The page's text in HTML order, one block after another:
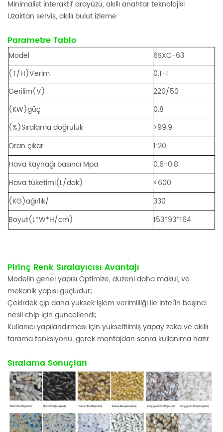
Minimalist interaktif arayüzü, akıllı anahtar teknolojisi
Uzaktan servis, akıllı bulut izleme
Parametre Tablo
Model
6SXC-63
(T/H)Verim
0.1-1
Gerilim(V)
220/50
(KW)güç
0.8
(%)Sıralama doğruluk
>99.9
Oran çıkar
1:20
Hava kaynağı basıncı Mpa
0.6-0.8
Hava tüketimi(L/dak)
<600
(KG)ağırlık/
330
Boyut(L*W*H/cm)
153*93*164
Pirinç Renk Sıralayıcısı Avantajı
Modelin genel yapısı Optimize, düzeni daha makul, ve
mekanik yapısı güçlüdür;
Çekirdek çip daha yüksek işlem verimliliği ile Intel'in beşinci
nesil chip için güncellendi;
Kullanıcı yapılandırması için yükseltilmiş yapay zeka ve akıllı
tarama fonksiyonu, gerek montajdan sonra kullanıma hazır.
Sıralama Sonuçları